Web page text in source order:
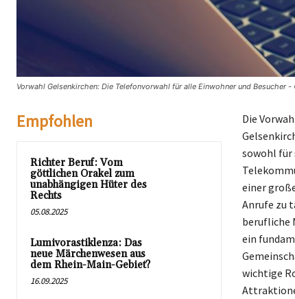
Vorwahl Gelsenkirchen: Die Telefonvorwahl für alle Einwohner und Besucher
Empfohlen
Richter Beruf: Vom
göttlichen Orakel zum
unabhängigen Hüter des
Rechts
05.08.2025
Lumivorastiklenza: Das
neue Märchenwesen aus
dem Rhein-Main-Gebiet?
16.09.2025
Die
sowohl für
einer
Anrufe zu
berufliche
ein
wichtige